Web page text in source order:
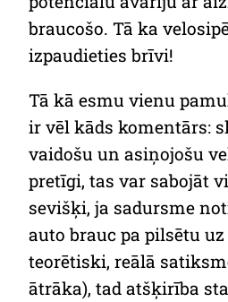
braucošo. Tā ka
izpaudieties brīvi!
Tā kā esmu vienu
ir vēl kāds komentārs:
vaidošu un asiņojošu
pretīgi, tas var sabojāt
sevišķi, ja sadursme
auto brauc pa pilsētu
teorētiski, reālā
ātrāka), tad atšķirība